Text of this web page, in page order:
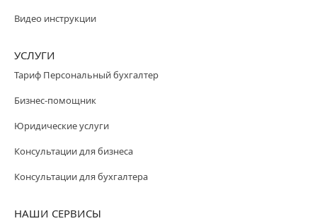
Видео инструкции
УСЛУГИ
Тариф Персональный бухгалтер
Бизнес-помощник
Юридические услуги
Консультации для бизнеса
Консультации для бухгалтера
НАШИ СЕРВИСЫ